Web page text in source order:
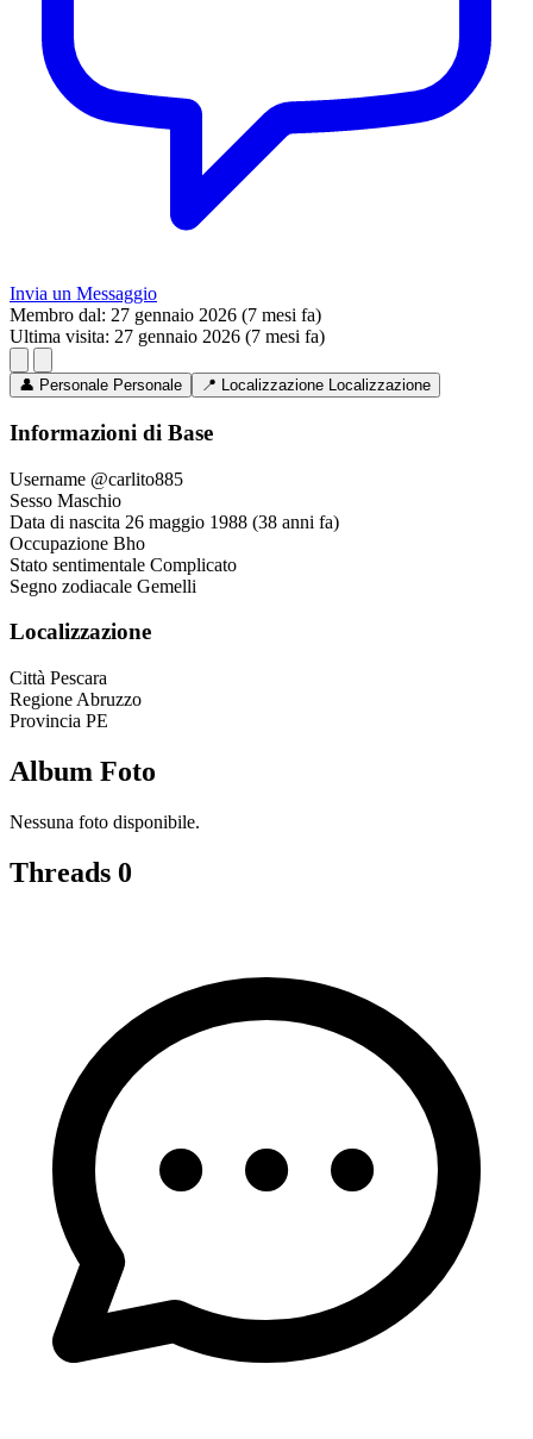
Invia un Messaggio
Membro dal: 27 gennaio 2026 (7 mesi fa)
Ultima visita: 27 gennaio 2026 (7 mesi fa)
👤 Personale Personale 📍 Localizzazione Localizzazione
Informazioni di Base
Username @carlito885
Sesso Maschio
Data di nascita 26 maggio 1988 (38 anni fa)
Occupazione Bho
Stato sentimentale Complicato
Segno zodiacale Gemelli
Localizzazione
Città Pescara
Regione Abruzzo
Provincia PE
Album Foto
Nessuna foto disponibile.
Threads 0